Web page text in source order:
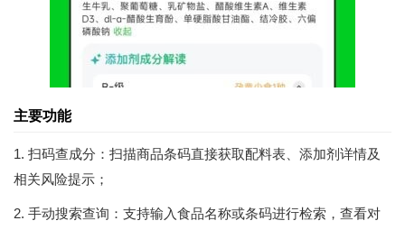
主要功能
1. 扫码查成分：扫描商品条码直接获取配料表、添加剂详情及
相关风险提示；
2. 手动搜索查询：支持输入食品名称或条码进行检索，查看对